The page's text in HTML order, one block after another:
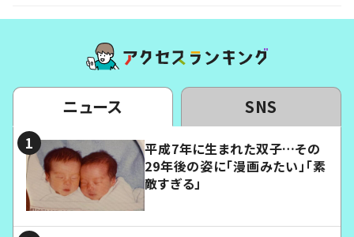
ニュース SNS
平成7年に生まれた双子…その
29年後の姿に「漫画みたい」「素
敵すぎる」